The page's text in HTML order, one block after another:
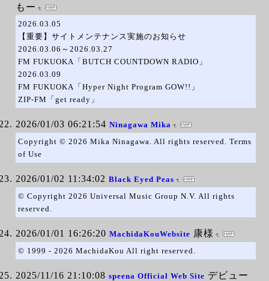
もー
2026.03.05
【重要】サイトメンテナンス実施のお知らせ
2026.03.06～2026.03.27
FM FUKUOKA「BUTCH COUNTDOWN RADIO」
2026.03.09
FM FUKUOKA「Hyper Night Program GOW!!」
ZIP-FM「get ready」
2026/01/03 06:21:54 Ninagawa Mika
Copyright © 2026 Mika Ninagawa. All rights reserved. Terms
of Use
2026/01/02 11:34:02 Black Eyed Peas
© Copyright 2026 Universal Music Group N.V. All rights
reserved.
2026/01/01 16:26:20 MachidaKouWebsite 康様
© 1999 - 2026 MachidaKou All right reserved.
2025/11/16 21:10:08 speena Official Web Site デビュー